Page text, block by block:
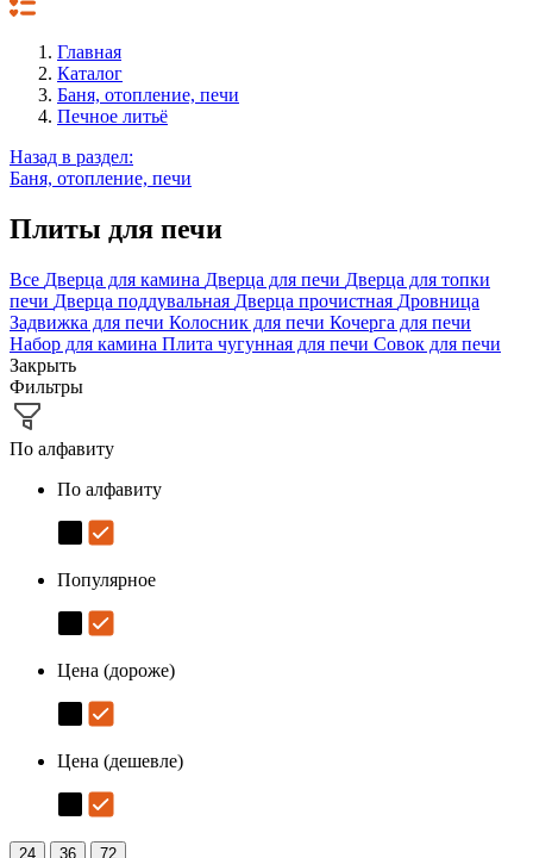
Главная
Каталог
Баня, отопление, печи
Печное литьё
Назад в раздел:
Баня, отопление, печи
Плиты для печи
Все Дверца для камина Дверца для печи Дверца для топки
печи Дверца поддувальная Дверца прочистная Дровница
Задвижка для печи Колосник для печи Кочерга для печи
Набор для камина Плита чугунная для печи Совок для печи
Закрыть
Фильтры
По алфавиту
По алфавиту
Популярное
Цена (дороже)
Цена (дешевле)
24 36 72